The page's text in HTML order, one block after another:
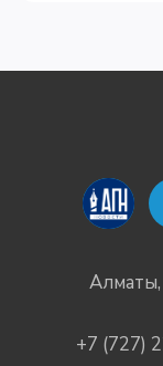
+7 (727)